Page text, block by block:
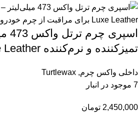
تمیزکننده و نرم‌کننده Luxe Leather
داخلی واکس چرم,
Turtlewax
7 موجود در انبار
2,450,000 تومان